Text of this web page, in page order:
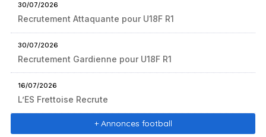
30/07/2026
Recrutement Attaquante pour U18F R1
30/07/2026
Recrutement Gardienne pour U18F R1
16/07/2026
L’ES Frettoise Recrute
+ Annonces football